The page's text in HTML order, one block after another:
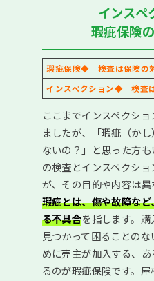
インスペ
瑕疵保険
瑕疵保険◆ 検査は保険の
インスペクション◆ 検査
ここまでインスペクシ
ましたが、「瑕疵（か
ないの？」と思った方
の検査とインスペクシ
が、その目的や内容は異
瑕疵とは、傷や故障な
る不具合を指します。
見つかって困ることの
めに売主が加入する、
るのが瑕疵保険です。